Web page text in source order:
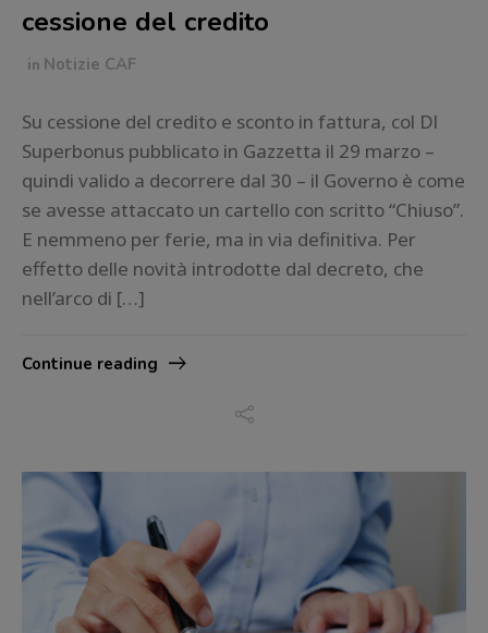
cessione del credito
in Notizie CAF
Su cessione del credito e sconto in fattura, col Dl
Superbonus pubblicato in Gazzetta il 29 marzo –
quindi valido a decorrere dal 30 – il Governo è come
se avesse attaccato un cartello con scritto “Chiuso”.
E nemmeno per ferie, ma in via definitiva. Per
effetto delle novità introdotte dal decreto, che
nell’arco di […]
Continue reading